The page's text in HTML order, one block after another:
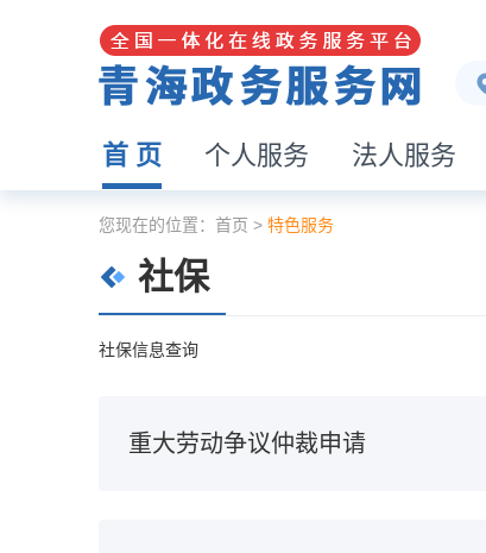
首 页 个人服务 法人服务
您现在的位置： 首页 > 特色服务
社保
社保信息查询
重大劳动争议仲裁申请